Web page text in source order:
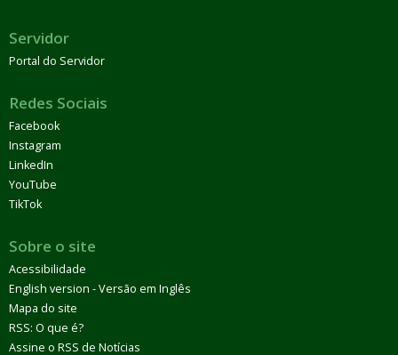
Servidor
Portal do Servidor
Redes Sociais
Facebook
Instagram
LinkedIn
YouTube
TikTok
Sobre o site
Acessibilidade
English version - Versão em Inglês
Mapa do site
RSS: O que é?
Assine o RSS de Notícias